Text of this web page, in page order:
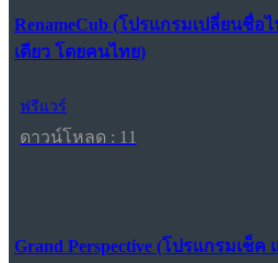
RenameCub (โปรแกรมเปลี่ยนชื่
เดียว โดยคนไทย)
ฟรีแวร์
ดาวน์โหลด : 11
Grand Perspective (โปรแกรมเช็